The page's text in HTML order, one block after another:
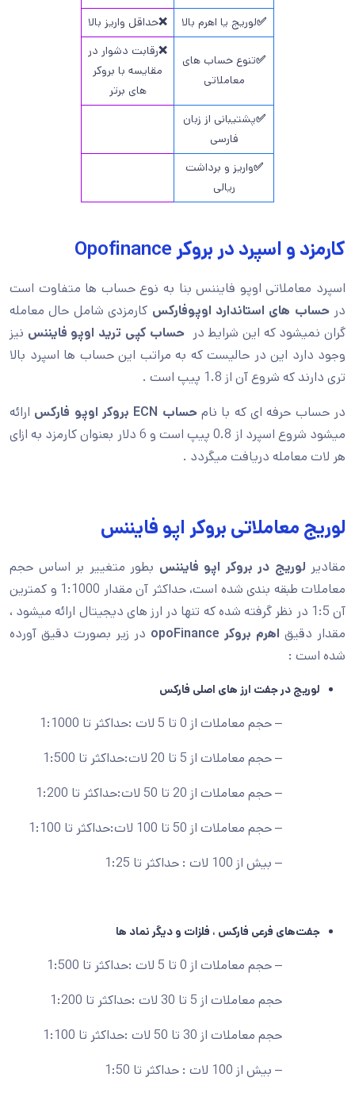
✅لوریج یا اهرم بالا ❌حداقل واریز بالا
✅تنوع حساب های
معاملاتی
❌رقابت دشوار در
مقایسه با بروکر
های برتر
✅پشتیبانی از زبان
فارسی
✅واریز و برداشت
ریالی
کارمزد و اسپرد در بروکر Opofinance
اسپرد معاملاتی اوپو فایننس بنا به نوع حساب ها متفاوت است
درحساب های استاندارد اوپوفارکسکارمزدی شامل حال معامله
گران نمیشود که این شرایط در حساب کپی ترید اوپو فایننسنیز
وجود دارد این در حالیست که به مراتب این حساب ها اسپرد بالا
تری دارند که شروع آن از 1.8 پیپ است .
در حساب حرفه ای که با نامحساب ECN بروکر اوپو فارکس
ارائه
میشود شروع اسپرد از 0.8 پیپ است و 6 دلار بعنوان کارمزد به ازای
هر لات معامله دریافت میگردد .
لوریج معاملاتی بروکر اپو فایننس
مقادیرلوریج در بروکر اپو فایننسبطور متغییر بر اساس حجم
معاملات طبقه بندی شده است، حداکثر آن مقدار 1:1000 و کمترین
آن 1:5 در نظر گرفته شده که تنها در ارز های دیجیتال ارائه میشود ،
مقدار دقیقاهرم بروکر opoFinance
در زیر بصورت دقیق آورده
شده است :
لوریج در جفت ارز های اصلی فارکس
– حجم معاملات از 0 تا 5 لات :حداکثر تا 1:1000
– حجم معاملات از 5 تا 20 لات:حداکثر تا 1:500
– حجم معاملات از 20 تا 50 لات:حداکثر تا 1:200
– حجم معاملات از 50 تا 100 لات:حداکثر تا 1:100
– بیش از 100 لات : حداکثر تا 1:25
جفت‌های فرعی فارکس ، فلزات و دیگر نماد ها
– حجم معاملات از 0 تا 5 لات :حداکثر تا 1:500
حجم معاملات از 5 تا 30 لات :حداکثر تا 1:200
حجم معاملات از 30 تا 50 لات :حداکثر تا 1:100
– بیش از 100 لات : حداکثر تا 1:50